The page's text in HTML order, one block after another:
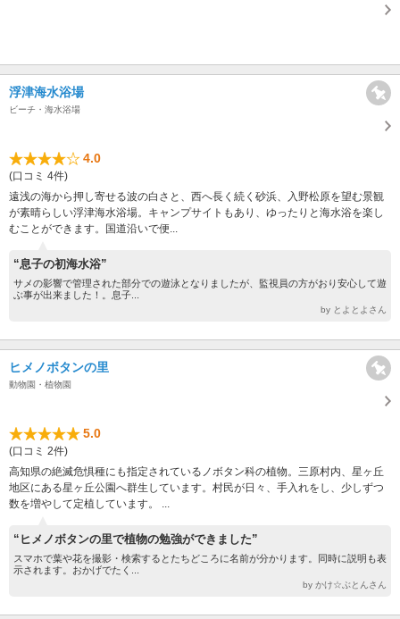
浮津海水浴場
ビーチ・海水浴場
4.0
(口コミ 4件)
遠浅の海から押し寄せる波の白さと、西へ長く続く砂浜、入野松原を望む景観
が素晴らしい浮津海水浴場。キャンプサイトもあり、ゆったりと海水浴を楽し
むことができます。国道沿いで便...
“息子の初海水浴”
サメの影響で管理された部分での遊泳となりましたが、監視員の方がおり安心して遊
ぶ事が出来ました！。息子...
by とよとよさん
ヒメノボタンの里
動物園・植物園
5.0
(口コミ 2件)
高知県の絶滅危惧種にも指定されているノボタン科の植物。三原村内、星ヶ丘
地区にある星ヶ丘公園へ群生しています。村民が日々、手入れをし、少しずつ
数を増やして定植しています。 ...
“ヒメノボタンの里で植物の勉強ができました”
スマホで葉や花を撮影・検索するとたちどころに名前が分かります。同時に説明も表
示されます。おかげでたく...
by かけ☆ぶとんさん